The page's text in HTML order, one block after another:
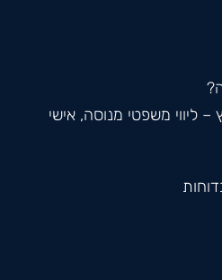
ליווי משפטי מנוסה, אישי